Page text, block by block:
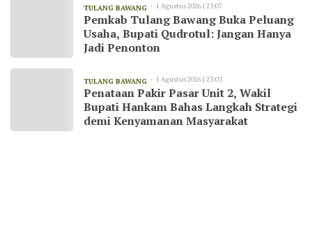
TULANG BAWANG 1 Agustus 2026 | 23:07
Pemkab Tulang Bawang Buka Peluang
Usaha, Bupati Qudrotul: Jangan Hanya
Jadi Penonton
TULANG BAWANG 1 Agustus 2026 | 23:03
Penataan Pakir Pasar Unit 2, Wakil
Bupati Hankam Bahas Langkah Strategi
demi Kenyamanan Masyarakat